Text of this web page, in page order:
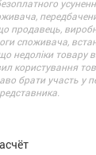
продавець,
споживача,
недоліки
користування
брати участь у